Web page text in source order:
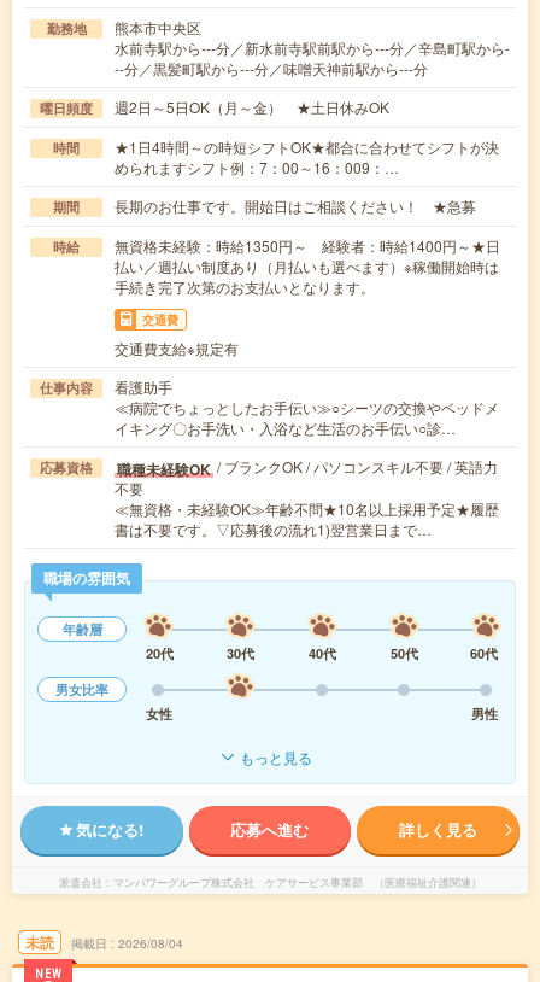
勤務地
熊本市中央区
水前寺駅から---分／新水前寺駅前駅から---分／辛島町駅から-
--分／黒髪町駅から---分／味噌天神前駅から---分
曜日頻度 週2日～5日OK（月～金） ★土日休みOK
時間
★1日4時間～の時短シフトOK★都合に合わせてシフトが決
められますシフト例：7：00～16：009：…
期間 長期のお仕事です。開始日はご相談ください！ ★急募
時給
無資格未経験：時給1350円～ 経験者：時給1400円～★日
払い／週払い制度あり（月払いも選べます）※稼働開始時は
手続き完了次第のお支払いとなります。
交通費
交通費支給※規定有
仕事内容
看護助手
≪病院でちょっとしたお手伝い≫○シーツの交換やベッドメ
イキング〇お手洗い・入浴など生活のお手伝い○診…
応募資格 職種未経験OK / ブランクOK / パソコンスキル不要 / 英語力
不要
≪無資格・未経験OK≫年齢不問★10名以上採用予定★履歴
書は不要です。▽応募後の流れ1)翌営業日まで…
職場の雰囲気
年齢層
20代
30代 40代 50代
60代
男女比率
女性
男性
もっと見る
気になる! 応募へ進む 詳しく見る
派遣会社 マンパワーグループ株式会社 ケアサービス事業部 （医療福祉介護関連）
未読
NEW
掲載日 2026/08/04